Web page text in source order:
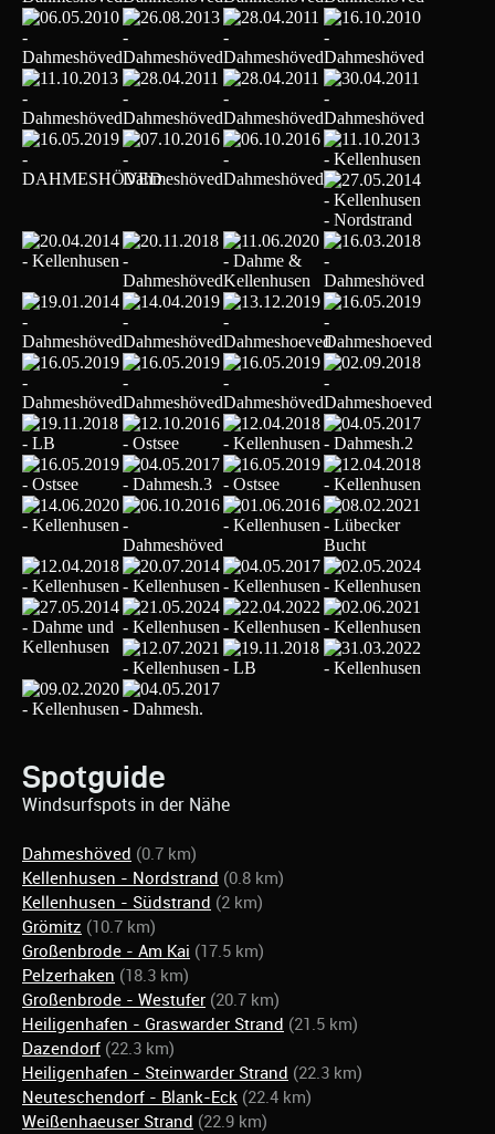
Spotguide
Windsurfspots in der Nähe
Dahmeshöved (0.7 km)
Kellenhusen - Nordstrand (0.8 km)
Kellenhusen - Südstrand (2 km)
Grömitz (10.7 km)
Großenbrode - Am Kai (17.5 km)
Pelzerhaken (18.3 km)
Großenbrode - Westufer (20.7 km)
Heiligenhafen - Graswarder Strand (21.5 km)
Dazendorf (22.3 km)
Heiligenhafen - Steinwarder Strand (22.3 km)
Neuteschendorf - Blank-Eck (22.4 km)
Weißenhaeuser Strand (22.9 km)